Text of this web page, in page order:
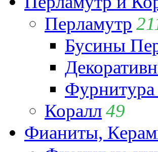
Перламутр
Бусины
Фурнитура
Коралл49
Фианиты,